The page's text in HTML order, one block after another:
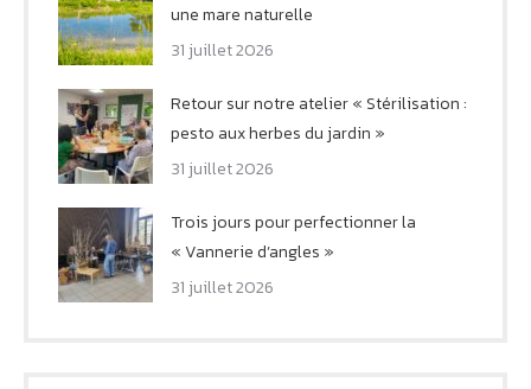
une mare naturelle
31 juillet 2026
Retour sur notre atelier « Stérilisation :
pesto aux herbes du jardin »
31 juillet 2026
Trois jours pour perfectionner la
« Vannerie d’angles »
31 juillet 2026